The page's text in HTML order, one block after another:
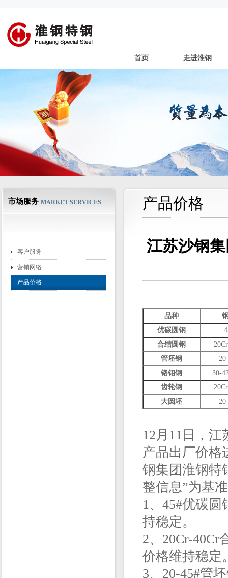
首页 走进淮钢
市场服务 MARKET SERVICES
客户服务
营销网络
产品价格
产品价格
江苏沙钢
品种
优碳圆钢
合结圆钢
管坯钢
铬钼钢
30-
齿轮钢
大圆坯
12月11日，
产品出厂价格
钢集团淮钢特
整信息”为基
1、45#优碳
持稳定。
2、20Cr-40Cr
价格维持稳定
3、20-45#管